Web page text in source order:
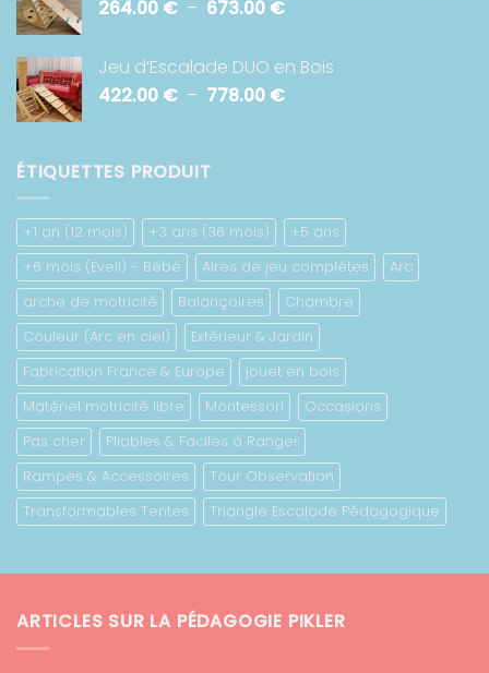
422.00 €
782.00 €
264.00 € – 673.00 €Plage
264.00 €
à
Jeu d’Escalade DUO en Bois
422.00 € – 778.00 €Plage
ÉTIQUETTES PRODUIT
+1 an (12 mois) +3 ans (36 mois)
+5 ans
+6 mois (Eveil) - Bébé
Aires de jeu complètes
Arc
arche de motricité
Balançoires
Chambre
Couleur (Arc en ciel)
Extérieur & Jardin
Fabrication France & Europe
jouet en bois
Matériel motricité libre
Montessori
Occasions
Pas cher
Pliables & Faciles à Ranger
Rampes & Accessoires
Tour Observation
Transformables Tentes
Triangle Escalade Pédagogique
ARTICLES SUR LA PÉDAGOGIE PIKLER